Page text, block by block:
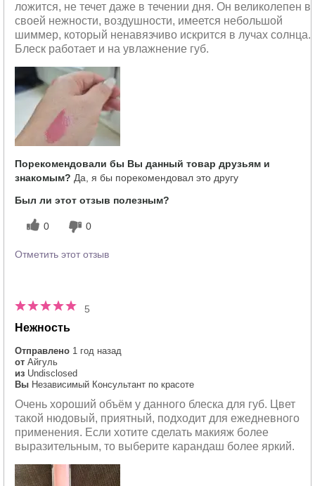
ложится, не течет даже в течении дня. Он великолепен в
своей нежности, воздушности, имеется небольшой
шиммер, который ненавязчиво искрится в лучах солнца.
Блеск работает и на увлажнение губ.
Порекомендовали бы Вы данный товар друзьям и
знакомым? Да, я бы порекомендовал это другу
Был ли этот отзыв полезным?
0 0
Отметить этот отзыв
5
Нежность
Отправлено 1 год назад
от Айгуль
из Undisclosed
Вы Независимый Консультант по красоте
Очень хороший объём у данного блеска для губ. Цвет
такой нюдовый, приятный, подходит для ежедневного
применения. Если хотите сделать макияж более
выразительным, то выберите карандаш более яркий.